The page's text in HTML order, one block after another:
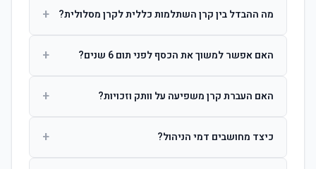
מה ההבדל בין קרן השתלמות כללית לקרן מסלולית? +
ההשקעות. קרן מסלולית עוקבת אחרי מדד ספציפי ומאפשרת
האם אפשר למשוך את הכסף לפני תום 6 שנים? +
הרווחים. לאחר 6 שנים ניתן למשוך פטור ממס עד לתקרה
האם העברת קרן משפיעה על וותק וזכויות? +
החברות. הוותק ממשיך להיספר מיום ההפקדה הראשונה.
כיצד מחושבים דמי הניהול? +